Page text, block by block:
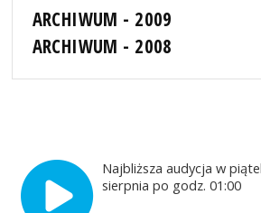
ARCHIWUM - 2009
ARCHIWUM - 2008
Najbliższa audycja w
sierpnia po godz. 01:00